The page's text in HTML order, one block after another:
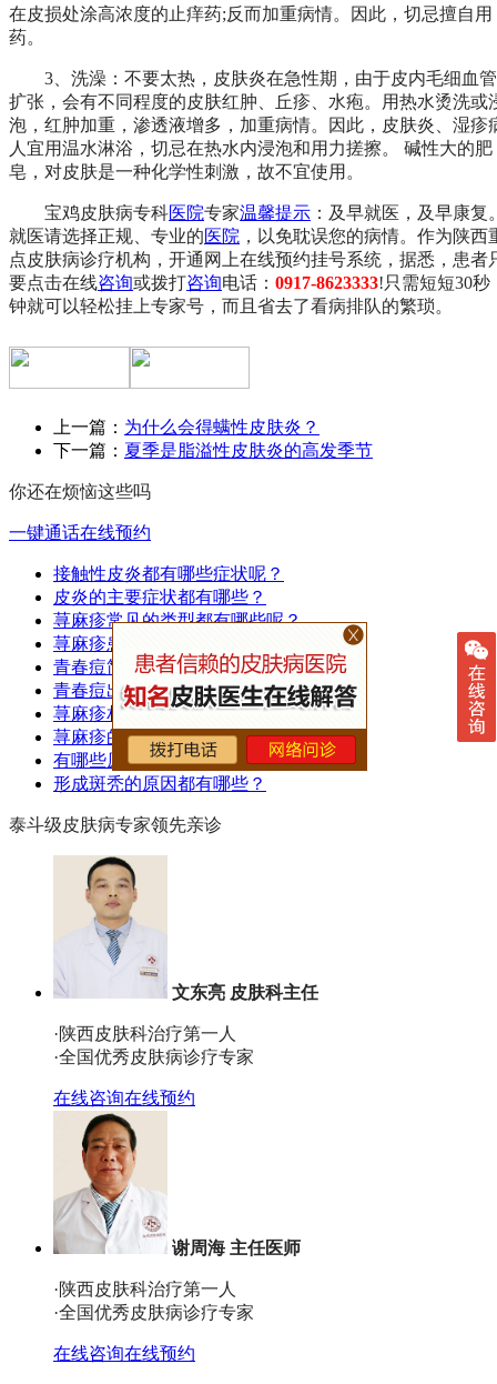
在皮损处涂高浓度的止痒药;反而加重病情。因此，切忌擅自用
药。
3、洗澡：不要太热，皮肤炎在急性期，由于皮内毛细血管
扩张，会有不同程度的皮肤红肿、丘疹、水疱。用热水烫洗或
泡，红肿加重，渗透液增多，加重病情。因此，皮肤炎、湿疹
人宜用温水淋浴，切忌在热水内浸泡和用力搓擦。 碱性大的肥
皂，对皮肤是一种化学性刺激，故不宜使用。
宝鸡皮肤病专科医院专家温馨提示 ：及早就医，及早康复
就医请选择正规、专业的医院 ，以免耽误您的病情。作为陕西
点皮肤病诊疗机构，开通网上在线预约挂号系统，据悉，患者
要点击在线咨询或拨打咨询电话： 0917-8623333!只需短短30秒
钟就可以轻松挂上专家号，而且省去了看病排队的繁琐。
上一篇： 为什么会得螨性皮肤炎？
下一篇： 夏季是脂溢性皮肤炎的高发季节
你还在烦恼这些吗
一键通话在线预约
接触性皮炎都有哪些症状呢？
皮炎的主要症状都有哪些？
荨麻疹常见的类型都有哪些呢？
荨麻疹患者的注意事项都有哪些？
青春痘简单的治疗方法都有什么？
青春痘出现了该怎么护理呢？
荨麻疹相关的知识都有什么？
荨麻疹的治疗方法都有什么呢？
有哪些原因会导致出现痘痘？
形成斑秃的原因都有哪些？
泰斗级皮肤病专家领先亲诊
文东亮 皮肤科主任
·陕西皮肤科治疗第一人
·全国优秀皮肤病诊疗专家
在线咨询在线预约
谢周海 主任医师
·陕西皮肤科治疗第一人
·全国优秀皮肤病诊疗专家
在线咨询在线预约